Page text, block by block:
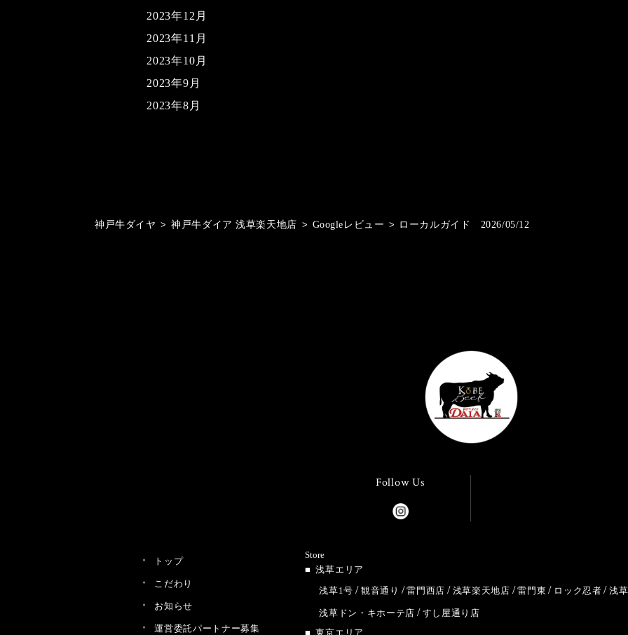
2023年12月
2023年11月
2023年10月
2023年9月
2023年8月
神戸牛ダイヤ > 神戸牛ダイア 浅草楽天地店 > Googleレビュー > ローカルガイド 2026/05/12
Follow Us
トップ
こだわり
お知らせ
運営委託パートナー募集
Store
浅草エリア
浅草1号
観音通り 雷門西店 浅草楽天地店 雷門東 ロック忍者 浅
浅草ドン・キホーテ店
すし屋通り店
東京エリア